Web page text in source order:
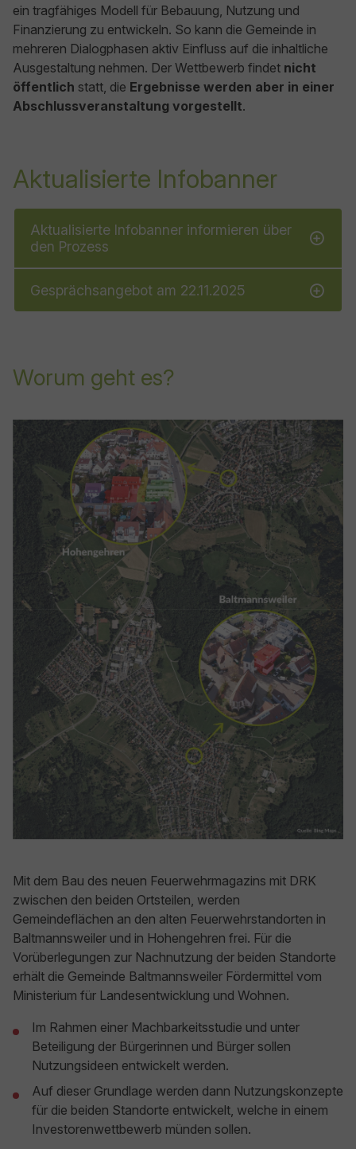
ein tragfähiges Modell für Bebauung, Nutzung und
Finanzierung zu entwickeln. So kann die Gemeinde in
mehreren Dialogphasen aktiv Einfluss auf die inhaltliche
Ausgestaltung nehmen. Der Wettbewerb findet nicht
öffentlich statt, die Ergebnisse werden aber in einer
Abschlussveranstaltung vorgestellt.
Aktualisierte Infobanner
Aktualisierte Infobanner informieren über
den Prozess
Gesprächsangebot am 22.11.2025
Worum geht es?
Show larger version for:
Mit dem Bau des neuen Feuerwehrmagazins mit DRK
zwischen den beiden Ortsteilen, werden
Gemeindeflächen an den alten Feuerwehrstandorten in
Baltmannsweiler und in Hohengehren frei. Für die
Vorüberlegungen zur Nachnutzung der beiden Standorte
erhält die Gemeinde Baltmannsweiler Fördermittel vom
Ministerium für Landesentwicklung und Wohnen.
Im Rahmen einer Machbarkeitsstudie und unter
Beteiligung der Bürgerinnen und Bürger sollen
Nutzungsideen entwickelt werden.
Auf dieser Grundlage werden dann Nutzungskonzepte
für die beiden Standorte entwickelt, welche in einem
Investorenwettbewerb münden sollen.